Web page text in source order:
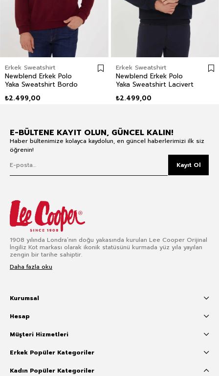
Erkek Sweatshirt
Newblend Erkek Polo
Yaka Sweatshirt Bordo
₺2.499,00
Erkek Sweatshirt
Newblend Erkek Polo
Yaka Sweatshirt Lacivert
₺2.499,00
E-BÜLTENE KAYIT OLUN, GÜNCEL KALIN!
Haber bültenimize kolayca kaydolun, en güncel haberlerimizi ilk siz
öğrenin!
Kayıt Ol
1908 yılında Londra’nın doğu yakasında kurulan Lee Cooper Orijinal
İngiliz Kot markası olarak ikonik statüsünü kurmada yüz yıla yayılan
zengin bir tarihe sahiptir.
Daha fazla oku
Kurumsal
Hesap
Müşteri Hizmetleri
Erkek Popüler Kategoriler
Kadın Popüler Kategoriler